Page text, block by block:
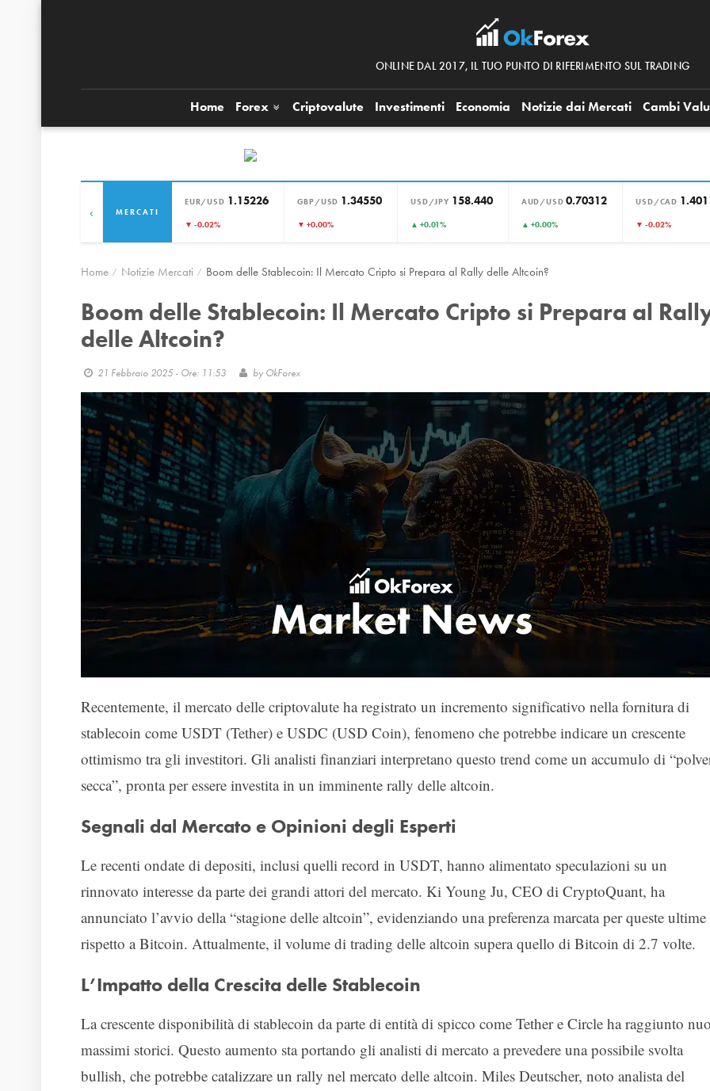
ONLINE DAL 2017, IL TUO PUNTO DI RIFERIMENTO SUL TRADING
Home Forex Criptovalute Investimenti Economia Notizie dai Mercati Cambi
MERCATI
EUR/USD 1.15226
▼ -0.02%
GBP/USD 1.34550
▼ +0.00%
USD/JPY 158.440
▲ +0.01%
AUD/USD 0.70312
▲ +0.00%
USD/CAD
▼ -0.02%
‹
Home Notizie Mercati Boom delle Stablecoin: Il Mercato Cripto si Prepara al Rally delle Altcoin?
Boom delle Stablecoin: Il Mercato Cripto si Prepara al
delle Altcoin?
21 Febbraio 2025 - Ore: 11:53 by OkForex
Recentemente, il mercato delle criptovalute ha registrato un incremento significativo nella fornitura di
stablecoin come USDT (Tether) e USDC (USD Coin), fenomeno che potrebbe indicare un crescente
ottimismo tra gli investitori. Gli analisti finanziari interpretano questo trend come un accumulo di
secca”, pronta per essere investita in un imminente rally delle altcoin.
Segnali dal Mercato e Opinioni degli Esperti
Le recenti ondate di depositi, inclusi quelli record in USDT, hanno alimentato speculazioni su un
rinnovato interesse da parte dei grandi attori del mercato. Ki Young Ju, CEO di CryptoQuant, ha
annunciato l’avvio della “stagione delle altcoin”, evidenziando una preferenza marcata per queste ultime
rispetto a Bitcoin. Attualmente, il volume di trading delle altcoin supera quello di Bitcoin di 2.7 volte.
L’Impatto della Crescita delle Stablecoin
La crescente disponibilità di stablecoin da parte di entità di spicco come Tether e Circle ha raggiunto
massimi storici. Questo aumento sta portando gli analisti di mercato a prevedere una possibile svolta
bullish, che potrebbe catalizzare un rally nel mercato delle altcoin. Miles Deutscher, noto analista del